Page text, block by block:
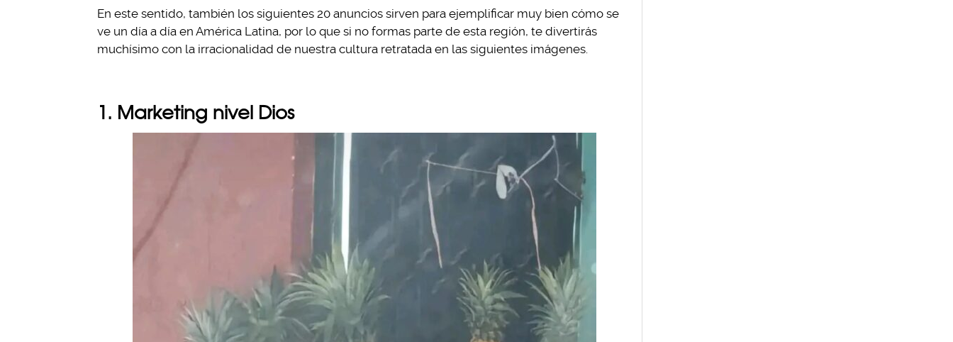
En este sentido, también los siguientes 20 anuncios sirven para ejemplificar muy bien cómo se
ve un día a día en América Latina, por lo que si no formas parte de esta región, te divertirás
muchísimo con la irracionalidad de nuestra cultura retratada en las siguientes imágenes.
1. Marketing nivel Dios